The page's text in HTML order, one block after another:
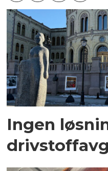
Ingen